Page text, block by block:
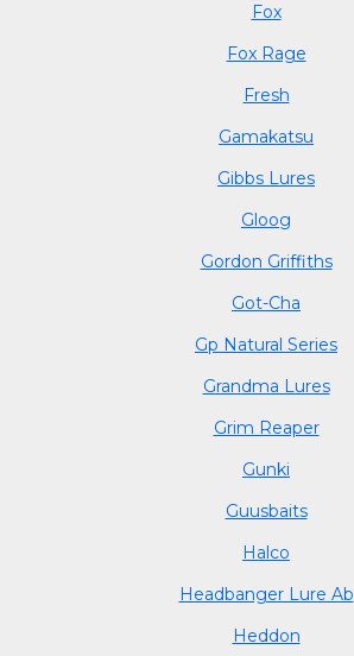
Fox
Fox Rage
Fresh
Gamakatsu
Gibbs Lures
Gloog
Gordon Griffiths
Got-Cha
Gp Natural Series
Grandma Lures
Grim Reaper
Gunki
Guusbaits
Halco
Headbanger Lure Ab
Heddon